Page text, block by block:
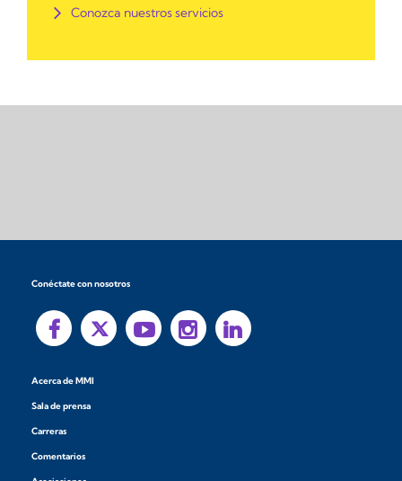
Conozca nuestros servicios
Conéctate con nosotros
Acerca de MMI
Sala de prensa
Carreras
Comentarios